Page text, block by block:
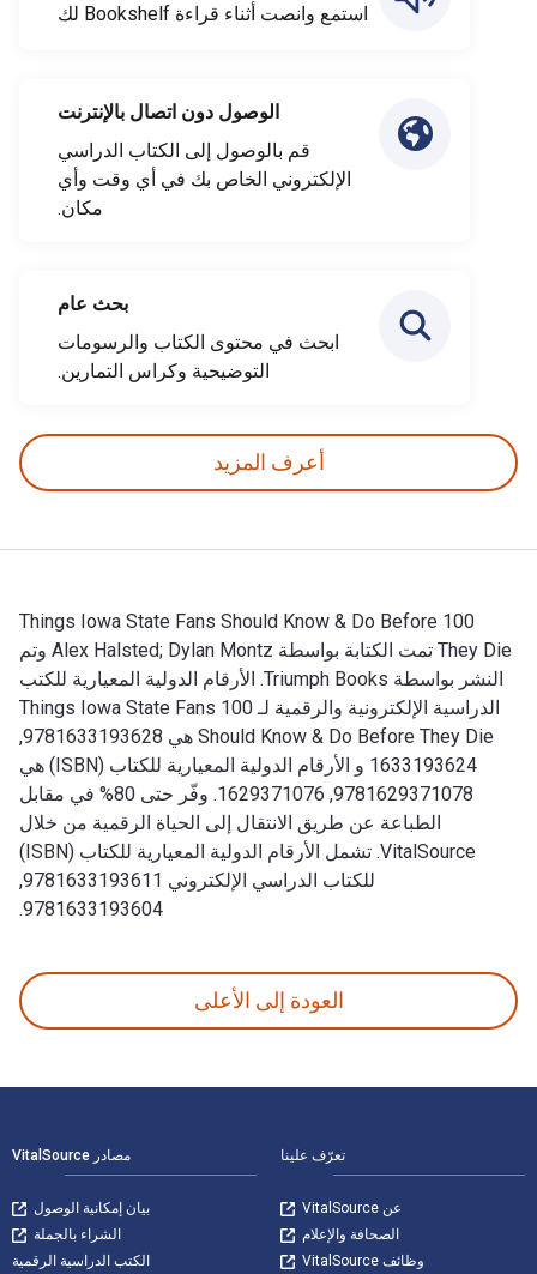
استمع وانصت أثناء قراءة Bookshelf لك
الوصول دون اتصال بالإنترنت
قم بالوصول إلى الكتاب الدراسي
الإلكتروني الخاص بك في أي وقت وأي
مكان.
بحث عام
ابحث في محتوى الكتاب والرسومات
التوضيحية وكراس التمارين.
أعرف المزيد
100 Things Iowa State Fans Should Know & Do Before
They Die تمت الكتابة بواسطة Alex Halsted; Dylan Montz وتم
النشر بواسطة Triumph Books. الأرقام الدولية المعيارية للكتب
الدراسية الإلكترونية والرقمية لـ 100 Things Iowa State Fans
Should Know & Do Before They Die هي 9781633193628,
1633193624 و الأرقام الدولية المعيارية للكتاب (ISBN) هي
9781629371078, 1629371076. وفّر حتى 80% في مقابل
الطباعة عن طريق الانتقال إلى الحياة الرقمية من خلال
VitalSource. تشمل الأرقام الدولية المعيارية للكتاب (ISBN)
للكتاب الدراسي الإلكتروني 9781633193611,
9781633193604.
العودة إلى الأعلى
تعرّف علينا
عن VitalSource
الصحافة والإعلام
وظائف VitalSource
مصادر VitalSource
بيان إمكانية الوصول
الشراء بالجملة
الكتب الدراسية الرقمية